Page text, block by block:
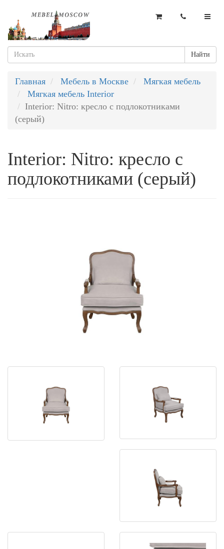
Найти
Главная Мебель в Москве
Мягкая мебель
Мягкая мебель Interior
Interior: Nitro: кресло с подлокотниками
(серый)
Interior: Nitro: кресло с
подлокотниками (серый)